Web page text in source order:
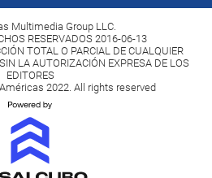
Multimedia Group LLC.
RESERVADOS 2016-06-13
TOTAL O PARCIAL DE CUALQUIER
LA AUTORIZACIÓN EXPRESA DE LOS
EDITORES
2022. All rights reserved